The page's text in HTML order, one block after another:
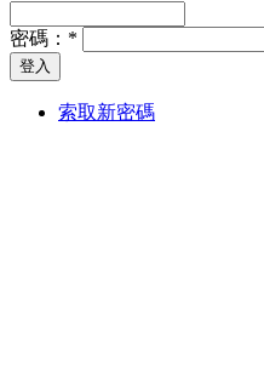
密碼： *
索取新密碼